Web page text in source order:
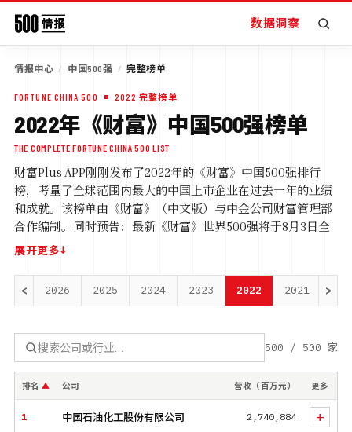
数据洞察
情报中心 / 中国500强 / 完整榜单
FORTUNE CHINA 500 2022 完整榜单
2022年《财富》中国500强榜单
THE COMPLETE FORTUNE CHINA 500 LIST
财富Plus APP刚刚发布了2022年的《财富》中国500强排行
榜，考量了全球范围内最大的中国上市企业在过去一年的业绩
和成就。该榜单由《财富》（中文版）与中金公司财富管理部
合作编制。同时预告：最新《财富》世界500强将于8月3日全
球同步发布。
今年500家上榜的中国上市公司总营业收入达到62万亿元人民
币，和上年上榜公司相比，增长约17.4%；净利润达到了4.7万亿
营收和净利润均有较大提升。今年上榜公司的年营收门槛接近
228亿元，相比去年近174亿元的门槛提升31%。去年中国GDP突
破110万亿元，今年榜上500家上市公司的收入总和达62万亿
元，超过了中国当年GDP的一半。
今年榜单前三的格局并未改变，榜单头部公司依次是：中石
展开更多↓
< 2026 2025 2024 2023 2022 2021 >
500 / 500 家
排名 ▲ 公司 营收（百万元） 更多
1 中国石油化工股份有限公司 2,740,884 +